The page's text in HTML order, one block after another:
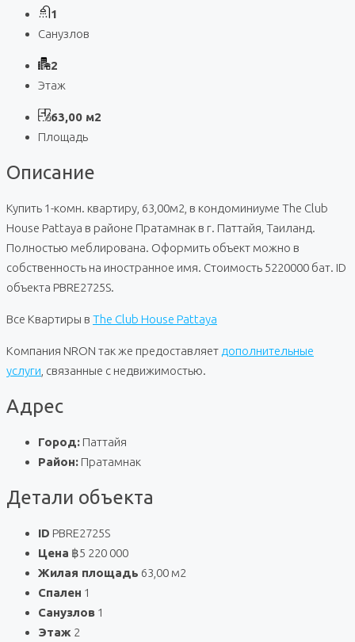
1
Санузлов
2
Этаж
63,00 м2
Площадь
Описание
Купить 1-комн. квартиру, 63,00м2, в кондоминиуме The Club
House Pattaya в районе Пратамнак в г. Паттайя, Таиланд.
Полностью меблирована. Оформить объект можно в
собственность на иностранное имя. Стоимость 5220000 бат. ID
объекта PBRE2725S.
Все Квартиры в The Club House Pattaya
Компания NRON так же предоставляет дополнительные
услуги , связанные с недвижимостью.
Адрес
Город: Паттайя
Район: Пратамнак
Детали объекта
ID PBRE2725S
Цена ฿5 220 000
Жилая площадь 63,00 м2
Спален 1
Санузлов 1
Этаж 2